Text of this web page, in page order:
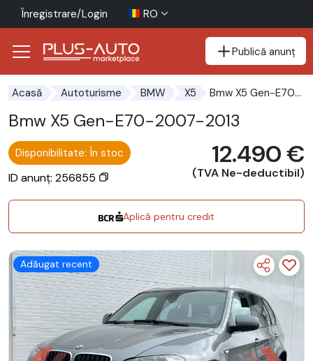
Înregistrare/Login RO
Publică anunț
Acasă Autoturisme BMW X5 Bmw X5 Gen-E70-2007-2013
Bmw X5 Gen-E70-2007-2013
Disponibilitate: În stoc
ID anunț: 256855
12.490 €
(TVA Ne-deductibil)
Aplică pentru credit
Adăugat recent